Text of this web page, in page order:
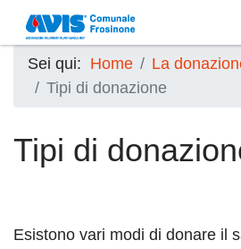
Sei qui: Home
La
Tipi di donazione
Tipi di
Esistono vari modi di donare il